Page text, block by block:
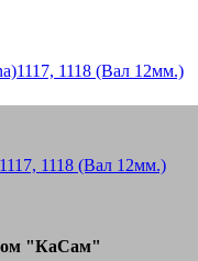
1118 (Вал 12мм.)
"КаСам"